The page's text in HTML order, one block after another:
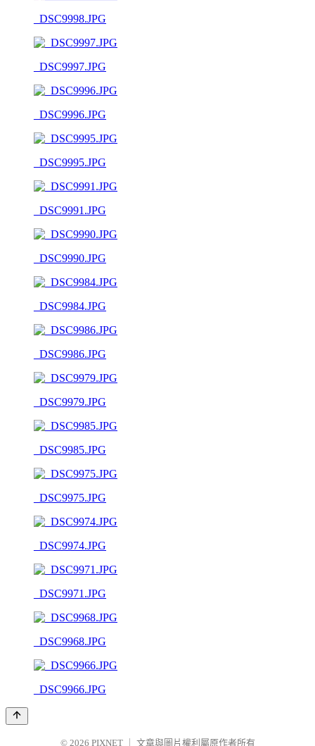
_DSC9998.JPG
_DSC9997.JPG
_DSC9996.JPG
_DSC9995.JPG
_DSC9991.JPG
_DSC9990.JPG
_DSC9984.JPG
_DSC9986.JPG
_DSC9979.JPG
_DSC9985.JPG
_DSC9975.JPG
_DSC9974.JPG
_DSC9971.JPG
_DSC9968.JPG
_DSC9966.JPG
© 2026 PIXNET 文章與圖片權利屬原作者所有